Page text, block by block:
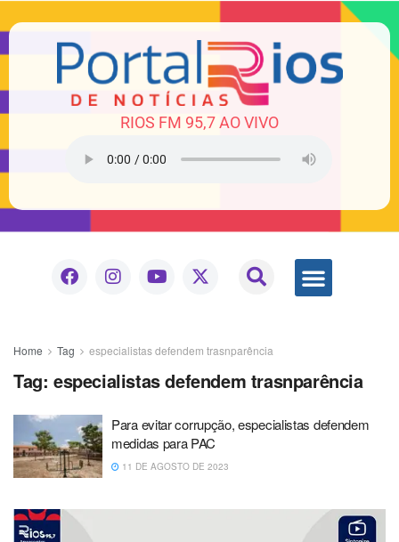
RIOS FM 95,7 AO VIVO
Home Tag especialistas defendem trasnparência
Tag: especialistas defendem trasnparência
Para evitar corrupção, especialistas defendem
medidas para PAC
11 DE AGOSTO DE 2023